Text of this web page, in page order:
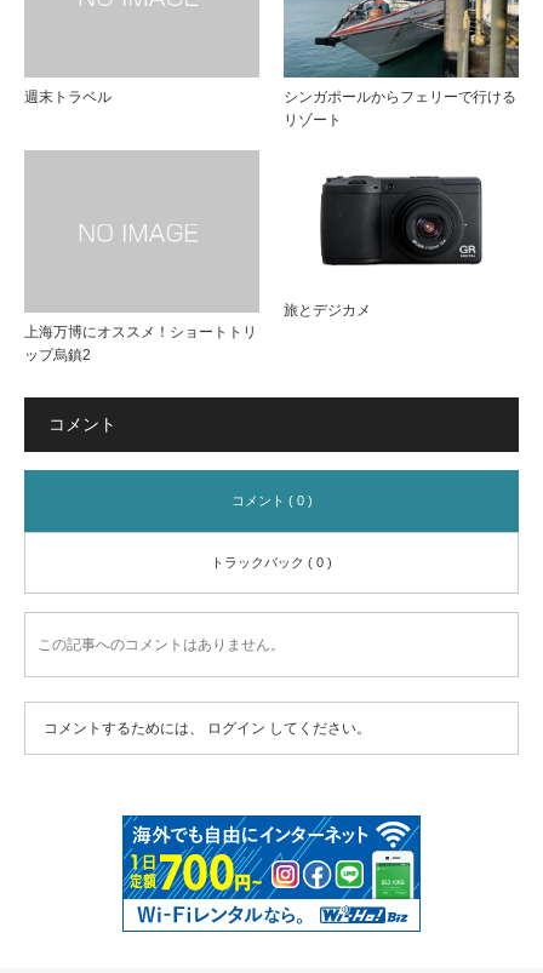
週末トラベル
シンガポールからフェリーで行ける
リゾート
上海万博にオススメ！ショートトリ
ップ烏鎮2
旅とデジカメ
コメント
コメント ( 0 )
トラックバック ( 0 )
この記事へのコメントはありません。
コメントするためには、 ログイン してください。